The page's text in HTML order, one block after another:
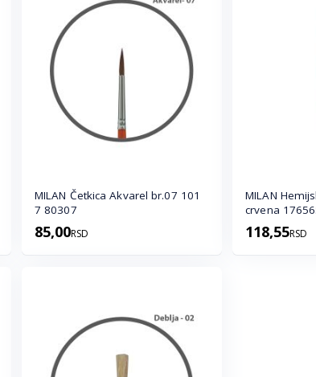
MILAN Četkica Akvarel br.07 101
7 80307
85,00RSD
MILAN
crvena
118,55RSD